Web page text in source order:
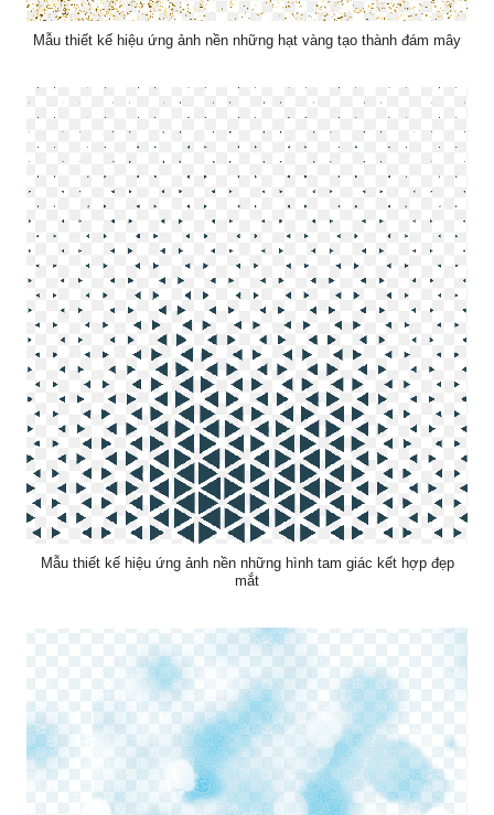
Mẫu thiết kế hiệu ứng ảnh nền những hạt vàng tạo thành đám mây
Mẫu thiết kế hiệu ứng ảnh nền những hình tam giác kết hợp đẹp
mắt